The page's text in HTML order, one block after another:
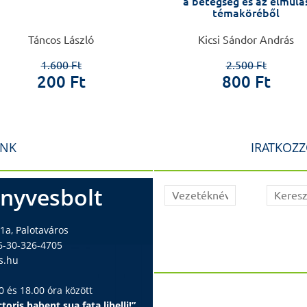
Táncos László
1.600 Ft
200 Ft
témaköréből
Kicsi Sándor András
2.500 Ft
800 Ft
Palotaváros
30-326-4705
és 18.00 óra között